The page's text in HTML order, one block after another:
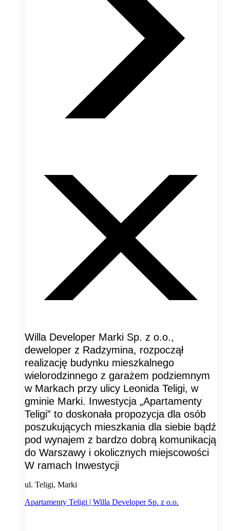
Willa Developer Marki Sp. z o.o.,
deweloper z Radzymina, rozpoczął
realizację budynku mieszkalnego
wielorodzinnego z garażem podziemnym
w Markach przy ulicy Leonida Teligi, w
gminie Marki. Inwestycja „Apartamenty
Teligi” to doskonała propozycja dla osób
poszukujących mieszkania dla siebie bądź
pod wynajem z bardzo dobrą komunikacją
do Warszawy i okolicznych miejscowości
W ramach Inwestycji
ul. Teligi, Marki
Apartamenty Teligi | Willa Developer Sp. z o.o.